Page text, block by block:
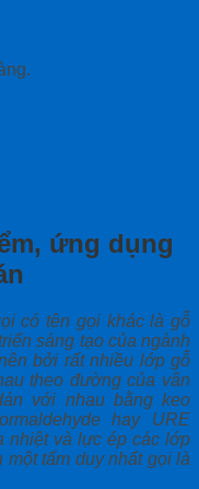
ứng dụng
có tên gọi khác là gỗ
sáng tạo của ngành
bởi rất nhiều lớp gỗ
theo đường của vân
với nhau bằng keo
hay URE
nhiệt và lực ép các lớp
tấm duy nhất gọi là